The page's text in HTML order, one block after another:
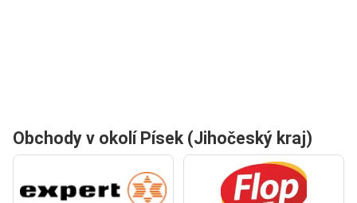
Obchody v okolí Písek (Jihočeský kraj)